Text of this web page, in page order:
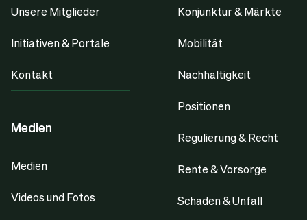
Unsere Mitglieder
Initiativen & Portale
Kontakt
Medien
Medien
Videos und Fotos
Konjunktur & Märkte
Mobilität
Nachhaltigkeit
Positionen
Regulierung & Recht
Rente & Vorsorge
Schaden & Unfall